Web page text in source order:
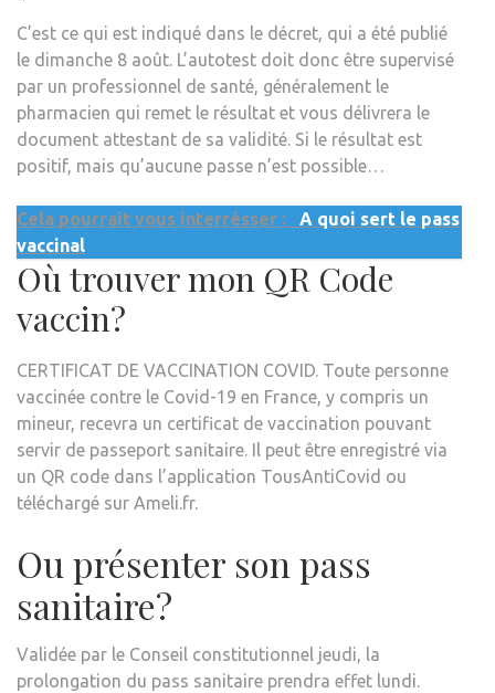
C’est ce qui est indiqué dans le décret, qui a été publié
le dimanche 8 août. L’autotest doit donc être supervisé
par un professionnel de santé, généralement le
pharmacien qui remet le résultat et vous délivrera le
document attestant de sa validité. Si le résultat est
positif, mais qu’aucune passe n’est possible…
Cela pourrait vous interrésser :
A quoi sert le pass
vaccinal
Où trouver mon QR Code
vaccin?
CERTIFICAT DE VACCINATION COVID. Toute personne
vaccinée contre le Covid-19 en France, y compris un
mineur, recevra un certificat de vaccination pouvant
servir de passeport sanitaire. Il peut être enregistré via
un QR code dans l’application TousAntiCovid ou
téléchargé sur Ameli.fr.
Ou présenter son pass
sanitaire?
Validée par le Conseil constitutionnel jeudi, la
prolongation du pass sanitaire prendra effet lundi.